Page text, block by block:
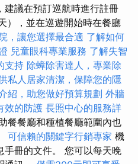
建議在預訂巡航時進行註冊
），並在巡遊開始時在餐廳
，讓您選擇最合適 了解如何
兒童眼科專業服務 了解失智
支持 除蟑除害達人，專業除
私人居家清潔，保障您的隱
紹，助您做好預算規劃 外牆
效的防護 長照中心的服務詳
餐餐廳和種植餐廳範圍內也
可信賴的關鍵字行銷專家 機
手冊的文件。 您可以每天晚